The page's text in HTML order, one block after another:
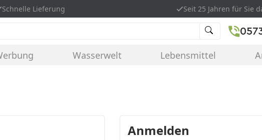
Schnelle Lieferung Seit 25 Jahren für Sie
Wasserwelt Lebensmittel
Anmelden